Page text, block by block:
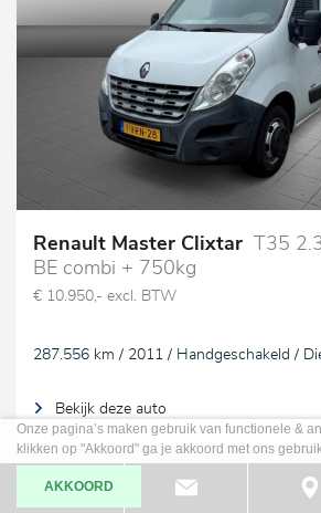
Renault Master Clixtar
T35
BE combi + 750kg
€ 10.950,- excl. BTW
287.556 km / 2011 / Handgeschakeld /
Bekijk deze auto
Onze pagina’s maken gebruik van functionele &
klikken op "Akkoord" ga je akkoord met ons
AKKOORD